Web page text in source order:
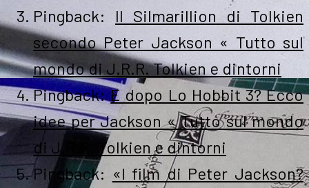
Pingback: Il Silmarillion di Tolkien
secondo Peter Jackson « Tutto sul
mondo di J.R.R. Tolkien e dintorni
Pingback:E dopo Lo Hobbit 3? Ecco
idee per Jackson « Tutto sul mondo
di J.R.R. Tolkien e dintorni
Pingback: «I film di Peter Jackson?